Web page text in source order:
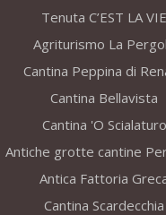
Tenuta C’EST LA VIE
Agriturismo La
Cantina Peppina di
Cantina Bellavista
Cantina 'O Scialaturo
Antiche grotte cantine
Antica Fattoria
Cantina Scardecchia